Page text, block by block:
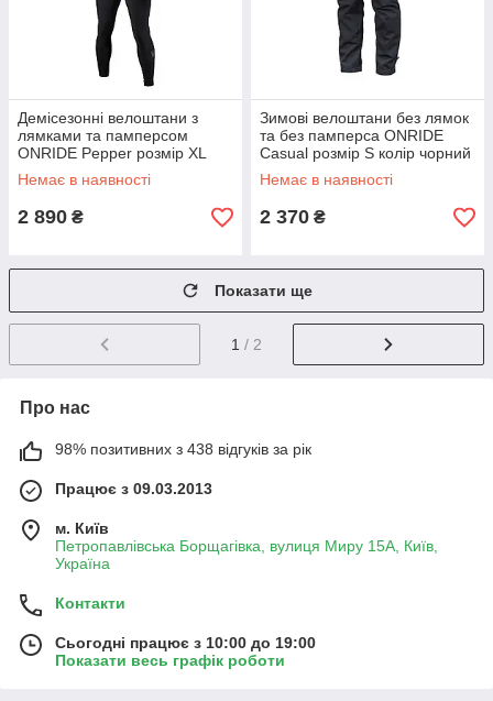
Демісезонні велоштани з
лямками та памперсом
ONRIDE Pepper розмір XL
колір чорний
Немає в наявності
2 890 ₴
Зимові велоштани без лямок
та без памперса ONRIDE
Casual розмір S колір чорний
Немає в наявності
2 370 ₴
Показати ще
1 / 2
Про нас
98% позитивних з 438 відгуків за рік
Працює з 09.03.2013
м. Київ
Петропавлівська Борщагівка, вулиця Миру 15А, Київ,
Україна
Контакти
Сьогодні працює з 10:00 до 19:00
Показати весь графік роботи